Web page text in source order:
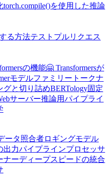
torch.compile()を使用した推論
る方法テスト プルリクエス
の機能🤗 Transformersが
モデルファミリー トークナ
グと切り詰めBERTology固定
サーバー推論用パイプライ
ータ照合者ロギングモデル
出力パイプラインプロセッサ
ナーディープスピードの統合